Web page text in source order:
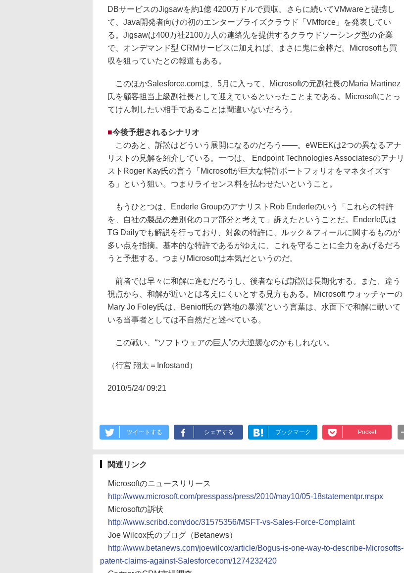
DBサービスのJigsawを約1億 4200万ドルで買収。さらに続いてVMwareと提携し
て、Java開発者向けの初のエンタープライズクラウド「VMforce」を発表してい
る。Jigsawは400万社2100万人の連絡先を提供するクラウドソーシング型の企業
で、オンデマンド型 CRMサービスに加えれば、まさに鬼に金棒だ。Microsoftも買
収を狙っていたとの報道もある。
このほかSalesforce.comは、5月に入って、Microsoftの元副社長のMaria Martinez
氏を顧客担当上級副社長として迎えているといったことまである。Microsoftにとっ
てけん制したい相手であることは間違いないだろう。
■今後予想されるシナリオ
このあと、訴訟はどういう展開になるのだろう――。eWEEKは2つの異なるアナ
リストの見解を紹介している。一つは、 Endpoint Technologies Associatesのアナリ
ストRoger Kay氏の言う「Microsoftが巨大な特許ポートフォリオをマネタイズす
る」という狙い。つまりライセンス料を払わせたいということ。
もうひとつは、Enderle GroupのアナリストRob Enderleのいう「これらの特許
を、自社の製品の差別化のコア部分と考えて」訴えたということだ。Enderle氏は
TG Dailyでも解説を行っており、対象の特許に、ルック＆フィールに関するものが
多い点を指摘。基本的な特許であるがゆえに、これを守ることに全力をあげるだろ
うと予想する。つまりMicrosoftは本気だというのだ。
前者では早々に和解に進むだろうし、後者ならば訴訟は長期化する。また、違う
視点から、和解が近いとは考えにくいとする見方もある。Microsoft ウォッチャーの
Mary Jo Foley氏は、Benioff氏の“路地の暴漢”という言葉は、水面下で和解に動いて
いる当事者としては不自然だと述べている。
この戦い、“ソフトウェアの巨人”の大逆襲なのかもしれない。
（行宮 翔太＝Infostand）
2010/5/24/ 09:21
ツイートする シェアする ブックマーク Pocket
関連リンク
Microsoftのニュースリリース
http://www.microsoft.com/presspass/press/2010/may10/05-18statementpr.mspx
Microsoftの訴状
http://www.scribd.com/doc/31575356/MSFT-vs-Sales-Force-Complaint
Joe Wilcox氏のブログ（Betanews）
http://www.betanews.com/joewilcox/article/Bogus-is-one-way-to-describe-Microsofts-
patent-claims-against-Salesforcecom/1274232420